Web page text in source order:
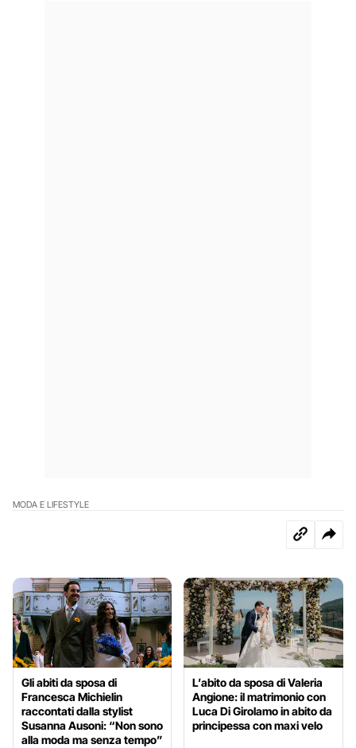
MODA E LIFESTYLE
Gli abiti da sposa di
Francesca Michielin
raccontati dalla stylist
Susanna Ausoni: “Non sono
alla moda ma senza tempo”
L’abito da sposa di Valeria
Angione: il matrimonio con
Luca Di Girolamo in abito da
principessa con maxi velo